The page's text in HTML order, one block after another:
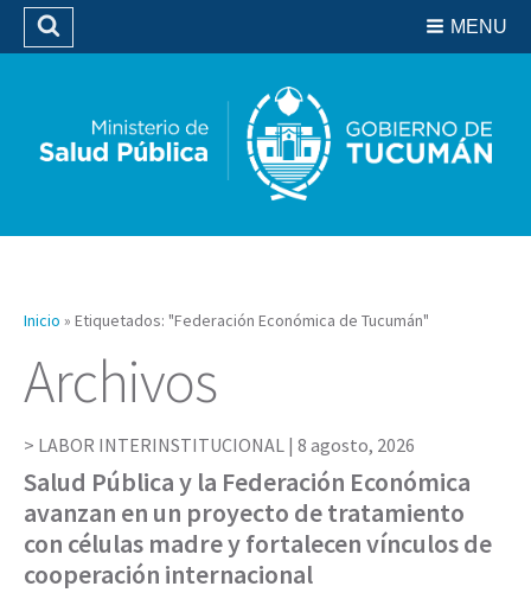
Biblioteca
MENU
Buscar
Inicio » Etiquetados: "Federación Económica de Tucumán"
Archivos
LABOR INTERINSTITUCIONAL | 8 agosto, 2026
Salud Pública y la Federación Económica
avanzan en un proyecto de tratamiento
con células madre y fortalecen vínculos de
cooperación internacional